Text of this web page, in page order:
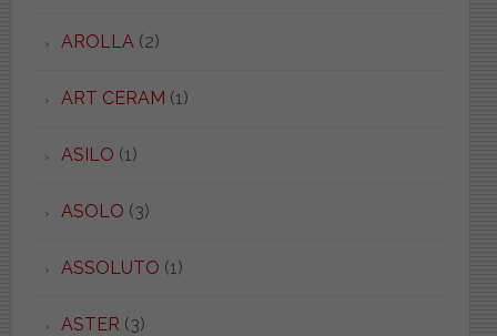
AROLLA (2)
ART CERAM (1)
ASILO (1)
ASOLO (3)
ASSOLUTO (1)
ASTER (3)